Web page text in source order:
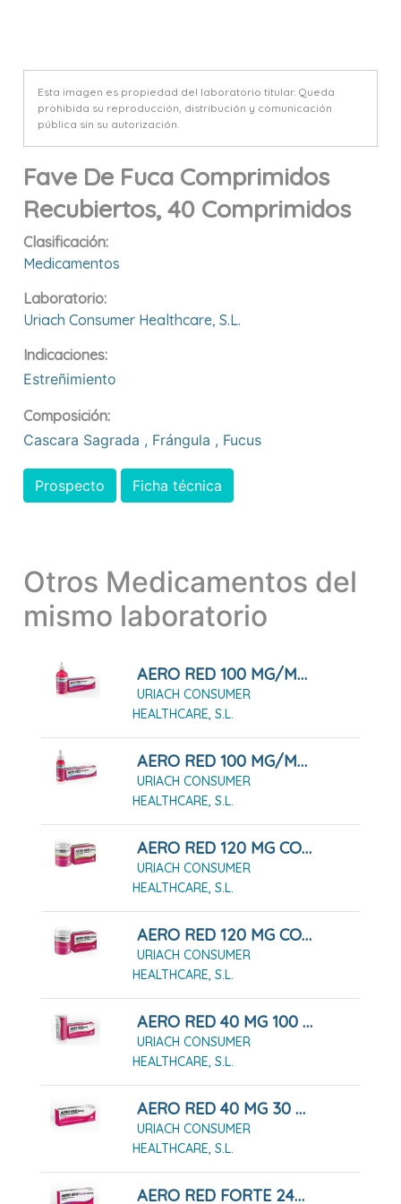
Esta imagen es propiedad del laboratorio titular. Queda
prohibida su reproducción, distribución y comunicación
pública sin su autorización.
Fave De Fuca Comprimidos
Recubiertos, 40 Comprimidos
Clasificación:
Medicamentos
Laboratorio:
Uriach Consumer Healthcare, S.l.
Indicaciones:
Estreñimiento
Composición:
Cascara Sagrada , Frángula , Fucus
Prospecto Ficha técnica
Otros Medicamentos del
mismo laboratorio
AERO RED 100 MG/ML GOTAS ORALES 100 ML
URIACH CONSUMER
HEALTHCARE, S.L.
AERO RED 100 MG/ML GOTAS ORALES 25 ML
URIACH CONSUMER
HEALTHCARE, S.L.
AERO RED 120 MG COMPRIMIDOS MASTICABLES SABOR MENTA, 40 COMPRIMIDOS
URIACH CONSUMER
HEALTHCARE, S.L.
AERO RED 120 MG COMPRIMIDOS MASTICABLES, 40 COMPRIMIDOS
URIACH CONSUMER
HEALTHCARE, S.L.
AERO RED 40 MG 100 COMPRIMIDOS MASTICABLES
URIACH CONSUMER
HEALTHCARE, S.L.
AERO RED 40 MG 30 COMPRIMIDOS MASTICABLES
URIACH CONSUMER
HEALTHCARE, S.L.
AERO RED FORTE 240 MG CÁPSULAS BLANDAS, 20 CÁPSULAS